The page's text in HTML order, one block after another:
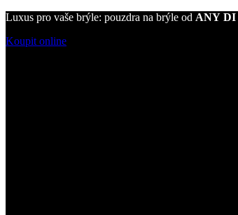
Luxus pro vaše brýle: pouzdra na brýle od ANY DI
Koupit online